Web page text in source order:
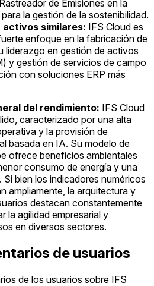
de Emisiones en la
la gestión de la sostenibilidad.
activos similares: IFS Cloud es
enfoque en la fabricación de
liderazgo en gestión de activos
y gestión de servicios de campo
con soluciones ERP más
del rendimiento: IFS Cloud
caracterizado por una alta
y la provisión de
basada en IA. Su modelo de
ofrece beneficios ambientales
consumo de energía y una
bien los indicadores numéricos
ampliamente, la arquitectura y
destacan constantemente
la agilidad empresarial y
en diversos sectores.
de usuarios
de los usuarios sobre IFS